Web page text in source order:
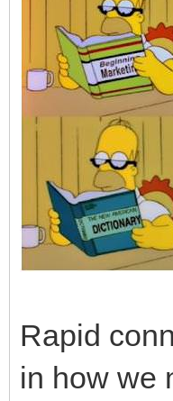
Rapid
in how we